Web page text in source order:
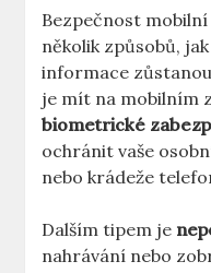
Bezpečnost
několik způsobů,
informace
je mít na mobilním
biometrické
ochránit vaše
nebo krádeže
Dalším tipem je
nahrávání nebo